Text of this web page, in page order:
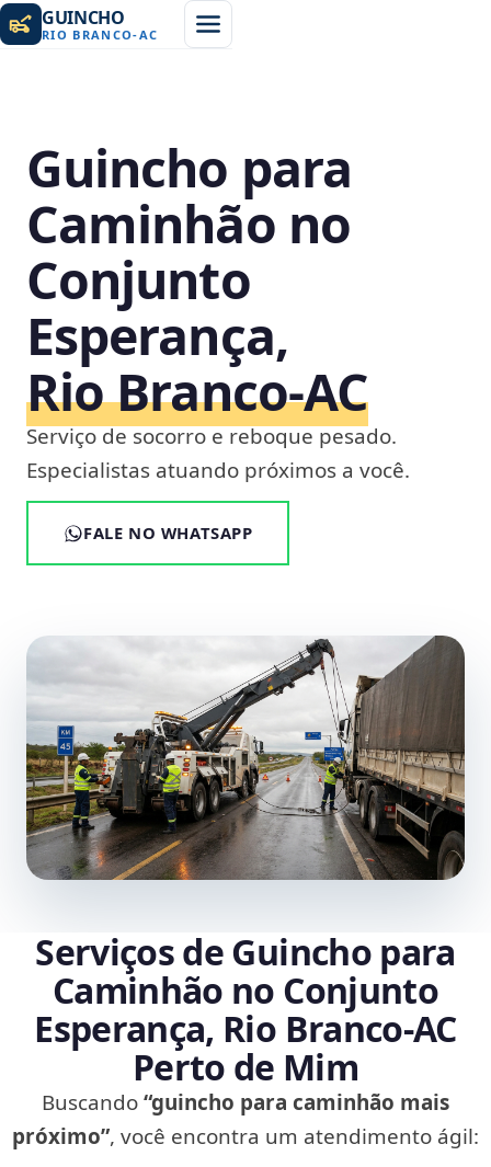
GUINCHO
RIO BRANCO-AC
Guincho para
Caminhão no
Conjunto
Esperança,
Rio Branco‑AC
Serviço de socorro e reboque pesado.
Especialistas atuando próximos a você.
FALE NO WHATSAPP
Serviços de Guincho para
Caminhão no Conjunto
Esperança, Rio Branco‑AC
Perto de Mim
Buscando“guincho para caminhão mais
próximo”, você encontra um atendimento ágil: